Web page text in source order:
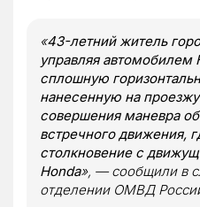
«43-летний житель
управляя автомобилем
сплошную
нанесенную на
совершения маневра
встречного движения,
столкновение с
Honda», — сообщили в
отделении ОМВД